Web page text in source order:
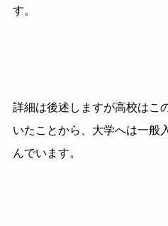
す。
詳細は後述しますが高校はこ
いたことから、大学へは一般
んでいます。